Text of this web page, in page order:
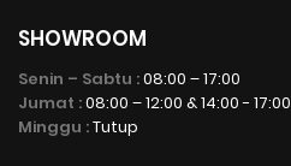
SHOWROOM
Senin – Sabtu :08:00 – 17:00
Jumat :08:00 – 12:00 & 14:00 - 17:00
Minggu :Tutup